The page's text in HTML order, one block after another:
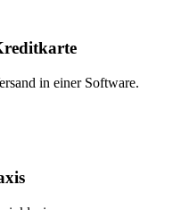
in einer Software.